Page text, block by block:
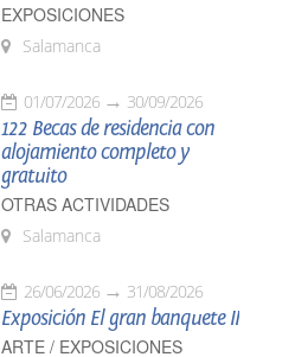
EXPOSICIONES
Salamanca
01/07/2026 30/09/2026
122 Becas de residencia con
alojamiento completo y
gratuito
OTRAS ACTIVIDADES
Salamanca
26/06/2026 31/08/2026
Exposición El gran banquete II
ARTE / EXPOSICIONES